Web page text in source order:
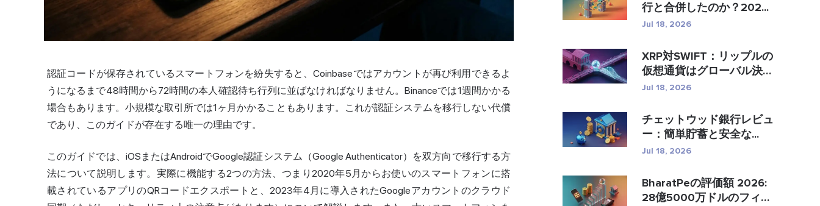
認証コードが保存されているスマートフォンを紛失すると、Coinbaseではアカウントが再び利用できるよ
うになるまで48時間から72時間の本人確認待ち行列に並ばなければなりません。Binanceでは1週間かかる
場合もあります。小規模な取引所では1ヶ月かかることもあります。これが認証システムを移行しない代償
であり、このガイドが存在する唯一の理由です。
このガイドでは、iOSまたはAndroidでGoogle認証システム（Google Authenticator）を双方向で移行する方
法について説明します。実際に機能する2つの方法、つまり2020年5月からお使いのスマートフォンに搭
載されているアプリのQRコードエクスポートと、2023年4月に導入されたGoogleアカウントのクラウド
行と合併したのか？202...
Jul 18, 2026
XRP対SWIFT：リップルの
仮想通貨はグローバル決済
�...
Jul 18, 2026
チェットウッド銀行レビュ
ー：簡単貯蓄と安全な...
Jul 18, 2026
BharatPeの評価額 2026:
28億5000万ドルのフィン